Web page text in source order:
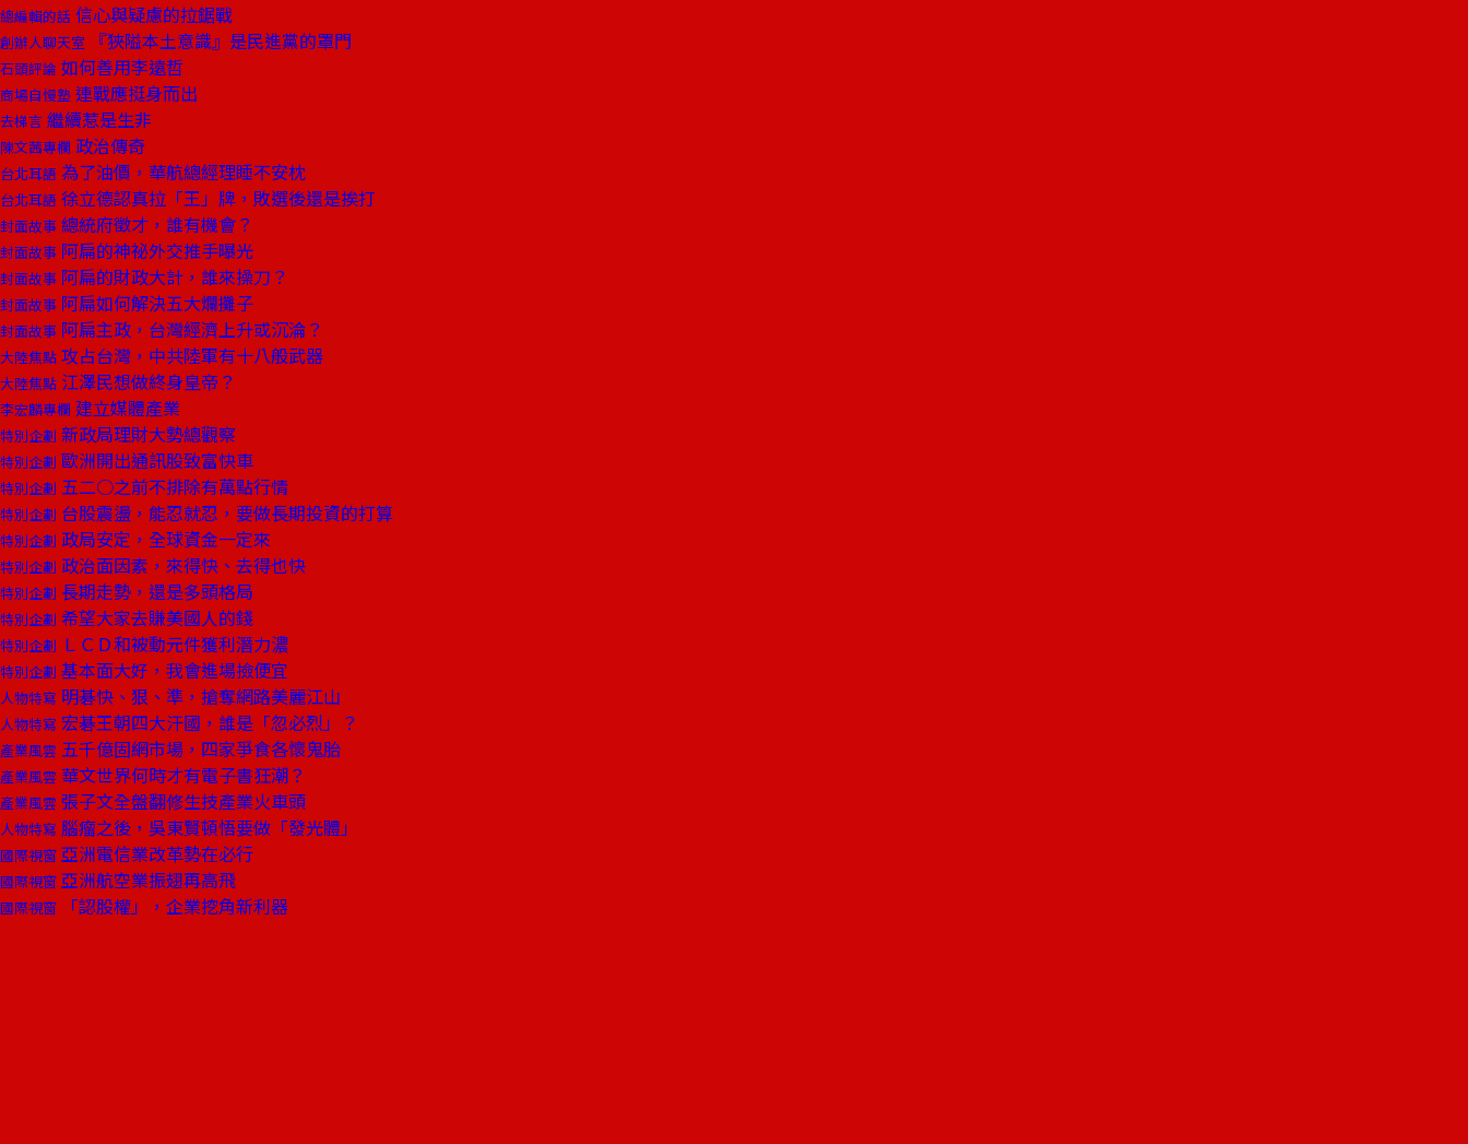
總編輯的話 信心與疑慮的拉鋸戰
創辦人聊天室 『狹隘本土意識』是民進黨的罩門
石頭評論 如何善用李遠哲
商場自慢塾 連戰應挺身而出
去梯言 繼續惹是生非
陳文茜專欄 政治傳奇
台北耳語 為了油價，華航總經理睡不安枕
台北耳語 徐立德認真拉「王」牌，敗選後還是挨打
封面故事 總統府徵才，誰有機會？
封面故事 阿扁的神祕外交推手曝光
封面故事 阿扁的財政大計，誰來操刀？
封面故事 阿扁如何解決五大爛攤子
封面故事 阿扁主政，台灣經濟上升或沉淪？
大陸焦點 攻占台灣，中共陸軍有十八般武器
大陸焦點 江澤民想做終身皇帝？
李宏麟專欄 建立媒體產業
特別企劃 新政局理財大勢總觀察
特別企劃 歐洲開出通訊股致富快車
特別企劃 五二○之前不排除有萬點行情
特別企劃 台股震盪，能忍就忍，要做長期投資的打算
特別企劃 政局安定，全球資金一定來
特別企劃 政治面因素，來得快、去得也快
特別企劃 長期走勢，還是多頭格局
特別企劃 希望大家去賺美國人的錢
特別企劃 ＬＣＤ和被動元件獲利潛力濃
特別企劃 基本面大好，我會進場撿便宜
人物特寫 明碁快、狠、準，搶奪網路美麗江山
人物特寫 宏碁王朝四大汗國，誰是「忽必烈」？
產業風雲 五千億固網市場，四家爭食各懷鬼胎
產業風雲 華文世界何時才有電子書狂潮？
產業風雲 張子文全盤翻修生技產業火車頭
人物特寫 腦瘤之後，吳東賢頓悟要做「發光體」
國際視窗 亞洲電信業改革勢在必行
國際視窗 亞洲航空業振翅再高飛
國際視窗 「認股權」，企業挖角新利器